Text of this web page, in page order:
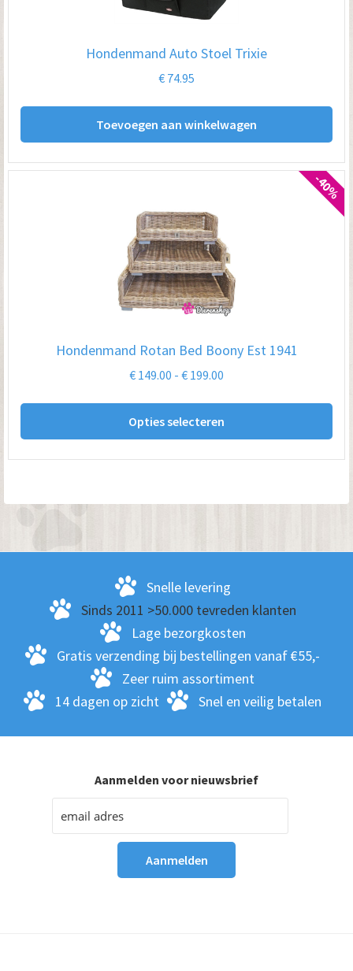
Hondenmand Auto Stoel Trixie
€ 74.95
Toevoegen aan winkelwagen
-40%
Hondenmand Rotan Bed Boony Est 1941
€ 149.00 - € 199.00
€ 199.00
Opties selecteren
Dit
Snelle levering
Sinds 2011 >50.000 tevreden klanten
Lage bezorgkosten
Gratis verzending bij bestellingen vanaf €55,-
Zeer ruim assortiment
14 dagen op zicht
Snel en veilig betalen
Aanmelden voor nieuwsbrief